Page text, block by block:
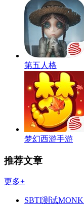
第五人格
梦幻西游手游
推荐文章
更多+
SBTI测试